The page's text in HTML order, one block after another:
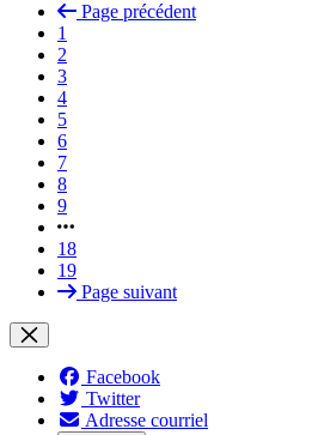
Page précédent
1
2
3
4
5
6
7
8
9
18
19
Page suivant
Facebook
Twitter
Adresse courriel